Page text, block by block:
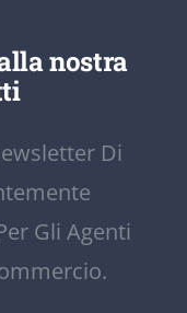
nostra
Di
Gli Agenti